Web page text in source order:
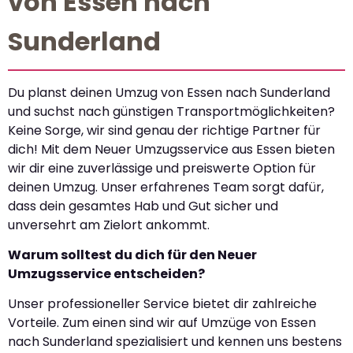
Sunderland
Du planst deinen Umzug von Essen nach Sunderland
und suchst nach günstigen Transportmöglichkeiten?
Keine Sorge, wir sind genau der richtige Partner für
dich! Mit dem Neuer Umzugsservice aus Essen bieten
wir dir eine zuverlässige und preiswerte Option für
deinen Umzug. Unser erfahrenes Team sorgt dafür,
dass dein gesamtes Hab und Gut sicher und
unversehrt am Zielort ankommt.
Warum solltest du dich für den Neuer
Umzugsservice entscheiden?
Unser professioneller Service bietet dir zahlreiche
Vorteile. Zum einen sind wir auf Umzüge von Essen
nach Sunderland spezialisiert und kennen uns bestens